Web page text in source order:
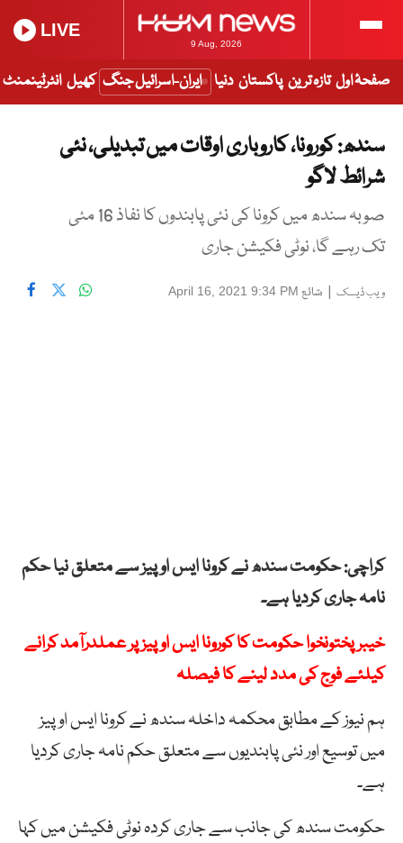
9 Aug, 2026
LIVE
صفحۂ اول تازہ ترین پاکستان دنیا ایران-اسرائیل جنگ کھیل انٹرٹینمنٹ
سندھ: کورونا، کاروباری اوقات میں تبدیلی، نئی
شرائط لاگو
صوبہ سندھ میں کرونا کی نئی پابندوں کا نفاذ 16 مئی
تک رہے گا، نوٹی فکیشن جاری
ویب ڈیسک | شائع April 16, 2021 9:34 PM
کراچی: حکومت سندھ نے کرونا ایس او پیز سے متعلق نیا حکم
نامہ جاری کردیا ہے۔
خیبر پختونخوا حکومت کا کورونا ایس اوپیز پر عملدرآمد کرانے
کیلئے فوج کی مدد لینے کا فیصلہ
ہم نیوز کے مطابق محکمہ داخلہ سندھ نے کرونا ایس او پیز
میں توسیع اور نئی پابندیوں سے متعلق حکم نامہ جاری کردیا
ہے۔
حکومت سندھ کی جانب سے جاری کردہ نوٹی فکیشن میں کہا